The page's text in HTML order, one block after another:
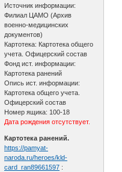
Источник информации:
Филиал ЦАМО (Архив
военно-медицинских
документов)
Картотека: Картотека общего
учета. Офицерский состав
Фонд ист. информации:
Картотека ранений
Опись ист. информации:
Картотека общего учета.
Офицерский состав
Номер ящика: 100-18
Дата рождения отсутствует.
Картотека ранений.
https://pamyat-
naroda.ru/heroes/kld-
card_ran89661597 :